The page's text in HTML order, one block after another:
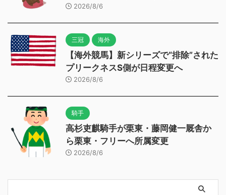
2026/8/6
三冠 海外
【海外競馬】新シリーズで“排除”された
プリークネスS側が日程変更へ
2026/8/6
騎手
高杉吏麒騎手が栗東・藤岡健一厩舎か
ら栗東・フリーへ所属変更
2026/8/6